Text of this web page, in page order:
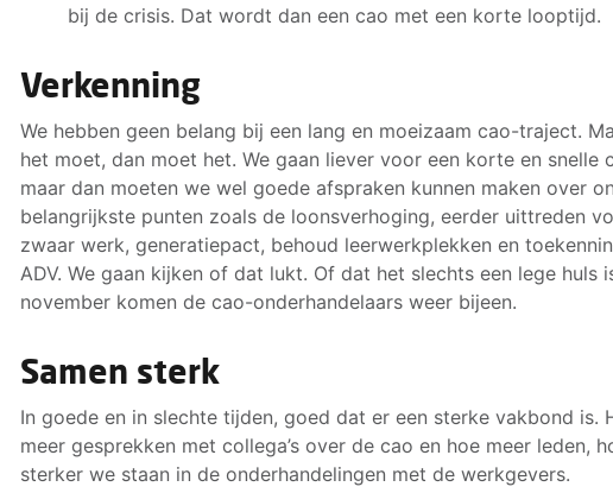
bij de crisis. Dat wordt dan een cao met een korte looptijd.
Verkenning
We hebben geen belang bij een lang en moeizaam cao-traject.
het moet, dan moet het. We gaan liever voor een korte en snelle
maar dan moeten we wel goede afspraken kunnen maken over
belangrijkste punten zoals de loonsverhoging, eerder uittreden
zwaar werk, generatiepact, behoud leerwerkplekken en
ADV. We gaan kijken of dat lukt. Of dat het slechts een lege huls
november komen de cao-onderhandelaars weer bijeen.
Samen sterk
In goede en in slechte tijden, goed dat er een sterke vakbond is.
meer gesprekken met collega’s over de cao en hoe meer leden,
sterker we staan in de onderhandelingen met de werkgevers.